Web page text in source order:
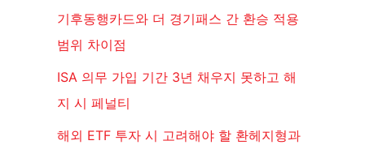
기후동행카드와 더 경기패스 간 환승 적용
범위 차이점
ISA 의무 가입 기간 3년 채우지 못하고 해
지 시 페널티
해외 ETF 투자 시 고려해야 할 환헤지형과